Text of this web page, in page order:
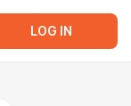
LOG IN